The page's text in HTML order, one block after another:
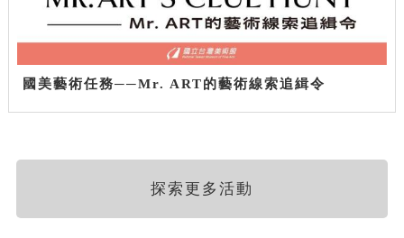
國美藝術任務──Mr. ART的藝術線索追緝令
探索更多活動